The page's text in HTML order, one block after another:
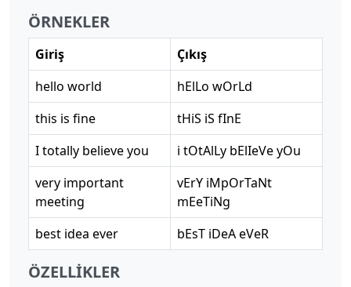
ÖRNEKLER
Giriş
Çıkış
hello world
hElLo wOrLd
this is fine
tHiS iS fInE
I totally believe you
i tOtAlLy bElIeVe yOu
very important
meeting
vErY iMpOrTaNt
mEeTiNg
best idea ever
bEsT iDeA eVeR
ÖZELLIKLER